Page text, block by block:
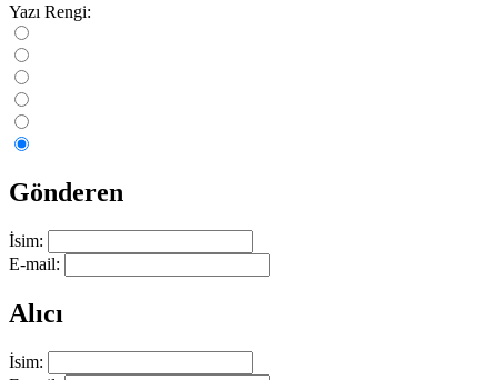
Yazı Rengi:
Gönderen
İsim:
E-mail:
Alıcı
İsim: